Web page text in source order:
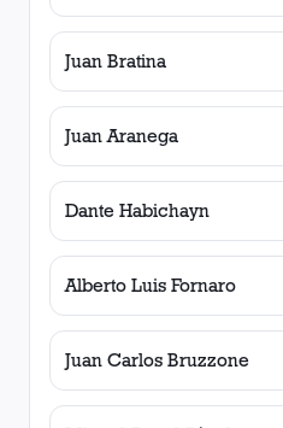
Juan Bratina
Juan Aranega
Dante Habichayn
Alberto Luis Fornaro
Juan Carlos Bruzzone